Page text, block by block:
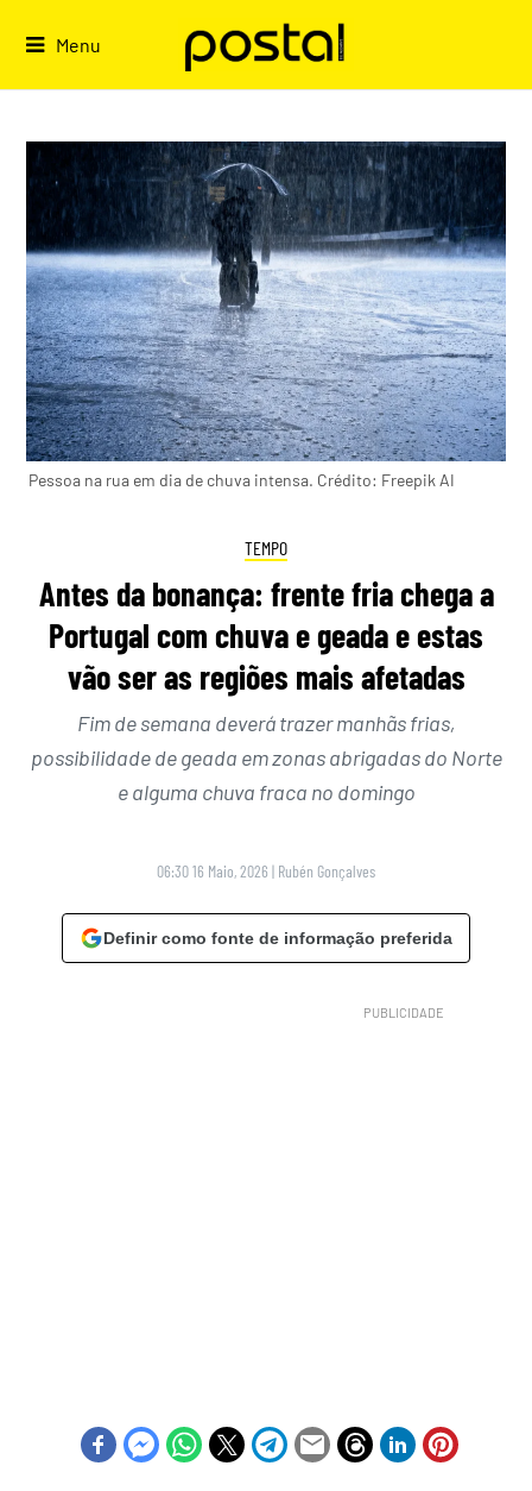
Menu
Pessoa na rua em dia de chuva intensa. Crédito: Freepik AI
TEMPO
Antes da bonança: frente fria chega a
Portugal com chuva e geada e estas
vão ser as regiões mais afetadas
Fim de semana deverá trazer manhãs frias,
possibilidade de geada em zonas abrigadas do Norte
e alguma chuva fraca no domingo
06:30 16 Maio, 2026 | Rubén Gonçalves
Definir como fonte de informação preferida